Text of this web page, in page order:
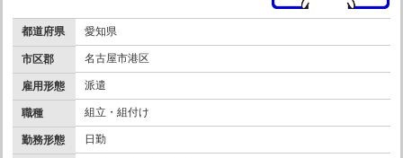
都道府県 愛知県
市区郡 名古屋市港区
雇用形態 派遣
職種 組立・組付け
勤務形態 日勤